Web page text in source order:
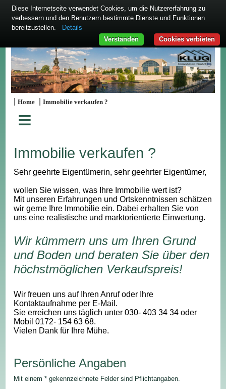
|Home |Immobilie verkaufen ?
≡
Immobilie verkaufen ?
Sehr geehrte Eigentümerin, sehr geehrter Eigentümer,
wollen Sie wissen, was Ihre Immobilie wert ist?
Mit unseren Erfahrungen und Ortskenntnissen schätzen
wir gerne Ihre Immobilie ein. Dabei erhalten Sie von
uns eine realistische und marktorientierte Einwertung.
Wir kümmern uns um Ihren Grund
und Boden und beraten Sie über den
höchstmöglichen Verkaufspreis!
Wir freuen uns auf Ihren Anruf oder Ihre
Kontaktaufnahme per E-Mail.
Sie erreichen uns täglich unter 030- 403 34 34 oder
Mobil 0172- 154 63 68.
Vielen Dank für Ihre Mühe.
Persönliche Angaben
Mit einem * gekennzeichnete Felder sind Pflichtangaben.
Diese Internetseite verwendet Cookies, um die Nutzererfahrung zu
verbessern und den Benutzern bestimmte Dienste und Funktionen
bereitzustellen.
Details
Cookies verbieten
Verstanden